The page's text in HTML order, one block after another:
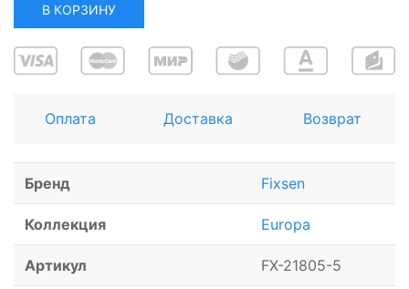
В КОРЗИНУ
Оплата Доставка Возврат
Бренд Fixsen
Коллекция Europa
Артикул FX-21805-5